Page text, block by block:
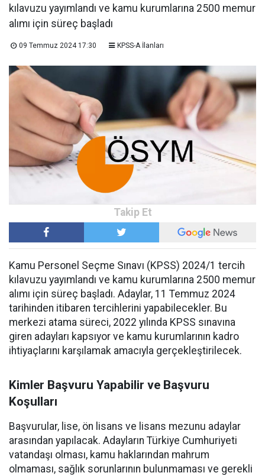
kılavuzu yayımlandı ve kamu kurumlarına 2500 memur
alımı için süreç başladı
09 Temmuz 2024 17:30 KPSS-A İlanları
Kamu Personel Seçme Sınavı (KPSS) 2024/1 tercih
kılavuzu yayımlandı ve kamu kurumlarına 2500 memur
alımı için süreç başladı. Adaylar, 11 Temmuz 2024
tarihinden itibaren tercihlerini yapabilecekler. Bu
merkezi atama süreci, 2022 yılında KPSS sınavına
giren adayları kapsıyor ve kamu kurumlarının kadro
ihtiyaçlarını karşılamak amacıyla gerçekleştirilecek.
Kimler Başvuru Yapabilir ve Başvuru
Koşulları
Başvurular, lise, ön lisans ve lisans mezunu adaylar
arasından yapılacak. Adayların Türkiye Cumhuriyeti
vatandaşı olması, kamu haklarından mahrum
olmaması, sağlık sorunlarının bulunmaması ve gerekli